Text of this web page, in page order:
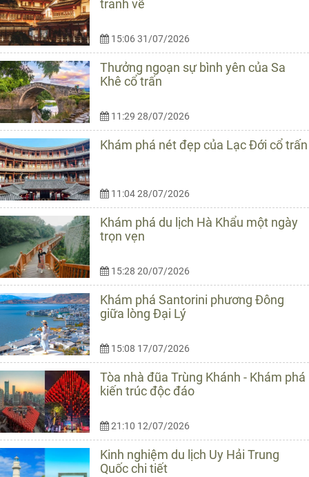
tranh vẽ
15:06 31/07/2026
Thưởng ngoạn sự bình yên của Sa
Khê cổ trấn
11:29 28/07/2026
Khám phá nét đẹp của Lạc Đới cổ trấn
11:04 28/07/2026
Khám phá du lịch Hà Khẩu một ngày
trọn vẹn
15:28 20/07/2026
Khám phá Santorini phương Đông
giữa lòng Đại Lý
15:08 17/07/2026
Tòa nhà đũa Trùng Khánh - Khám phá
kiến trúc độc đáo
21:10 12/07/2026
Kinh nghiệm du lịch Uy Hải Trung
Quốc chi tiết